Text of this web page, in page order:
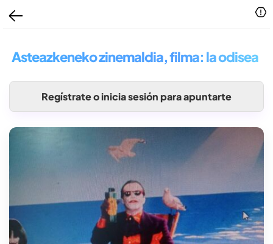
Asteazkeneko zinemaldia, filma: la odisea
Regístrate o inicia sesión para apuntarte